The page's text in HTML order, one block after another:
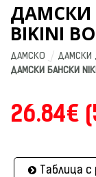
ДАМСКИ
BIKINI
ДАМСКО ДАМСКИ
ДАМСКИ БАНСКИ
26.84€
Таблица